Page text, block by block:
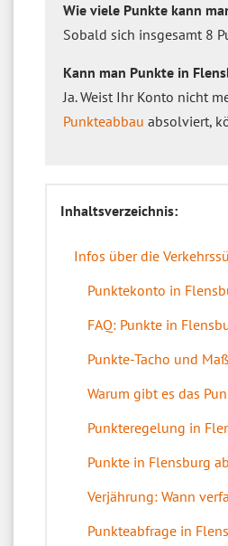
Wie viele Punkte kann
Sobald sich insgesamt 8
Kann man Punkte in
Ja. Weist Ihr Konto nicht
Punkteabbau absolviert,
Inhaltsverzeichnis:
Infos über die
Punktekonto in
FAQ: Punkte in
Punkte-Tacho und
Warum gibt es das
Punkteregelung in
Punkte in Flensburg
Verjährung: Wann
Punkteabfrage in